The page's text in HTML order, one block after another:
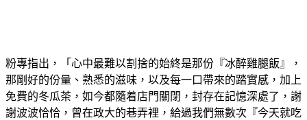
粉專指出，「心中最難以割捨的始終是那份『冰醉雞腿飯』，
那剛好的份量、熟悉的滋味，以及每一口帶來的踏實感，加上
免費的冬瓜茶，如今都隨着店門關閉，封存在記憶深處了，謝
謝波波恰恰，曾在政大的巷弄裡，給過我們無數次『今天就吃